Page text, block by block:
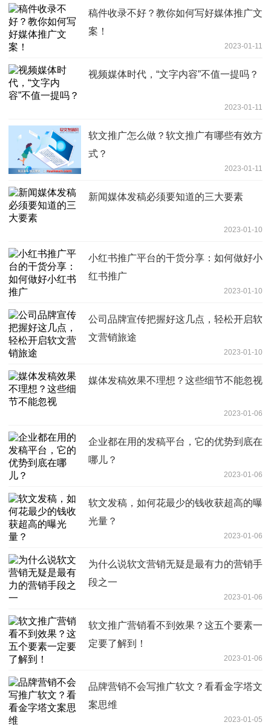
稿件收录不好？教你如何写好媒体推广文
案！
2023-01-11
视频媒体时代，“文字内容”不值一提吗？
2023-01-11
软文推广怎么做？软文推广有哪些有效方
式？
2023-01-11
新闻媒体发稿必须要知道的三大要素
2023-01-10
小红书推广平台的干货分享：如何做好小
红书推广
2023-01-10
公司品牌宣传把握好这几点，轻松开启软
文营销旅途
2023-01-10
媒体发稿效果不理想？这些细节不能忽视
2023-01-06
企业都在用的发稿平台，它的优势到底在
哪儿？
2023-01-06
软文发稿，如何花最少的钱收获超高的曝
光量？
2023-01-06
为什么说软文营销无疑是最有力的营销手
段之一
2023-01-06
软文推广营销看不到效果？这五个要素一
定要了解到！
2023-01-06
品牌营销不会写推广软文？看看金字塔文
案思维
2023-01-05